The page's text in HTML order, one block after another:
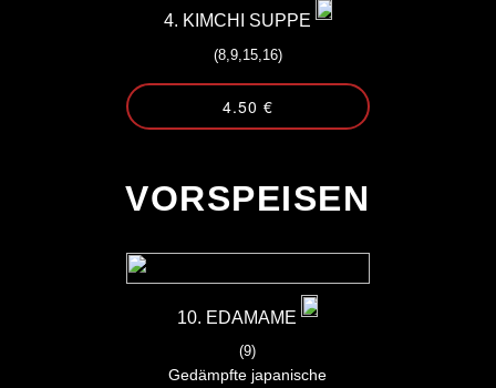
4. KIMCHI SUPPE
(8,9,15,16)
4.50 €
VORSPEISEN
10. EDAMAME
(9)
Gedämpfte japanische